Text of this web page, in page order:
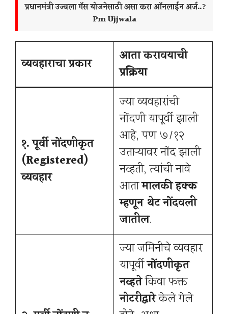
प्रधानमंत्री उज्वला गॅस योजनेसाठी असा करा ऑनलाईन अर्ज..?
Pm Ujjwala
व्यवहाराचा प्रकार
आता करावयाची
प्रक्रिया
१. पूर्वी नोंदणीकृत
(Registered)
व्यवहार
ज्या व्यवहारांची
नोंदणी यापूर्वी झाली
आहे, पण ७/१२
उताऱ्यावर नोंद झाली
नव्हती, त्यांची नावे
आतामालकी हक्क
म्हणून थेट नोंदवली
जातील.
ज्या जमिनीचे व्यवहार
यापूर्वीनोंदणीकृत
नव्हतेकिंवा फक्त
नोटरीद्वारेकेले गेले